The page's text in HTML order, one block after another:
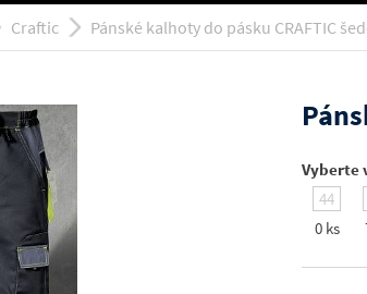
Craftic Pánské kalhoty do pásku CRAFTIC
Vyberte
44
0 ks